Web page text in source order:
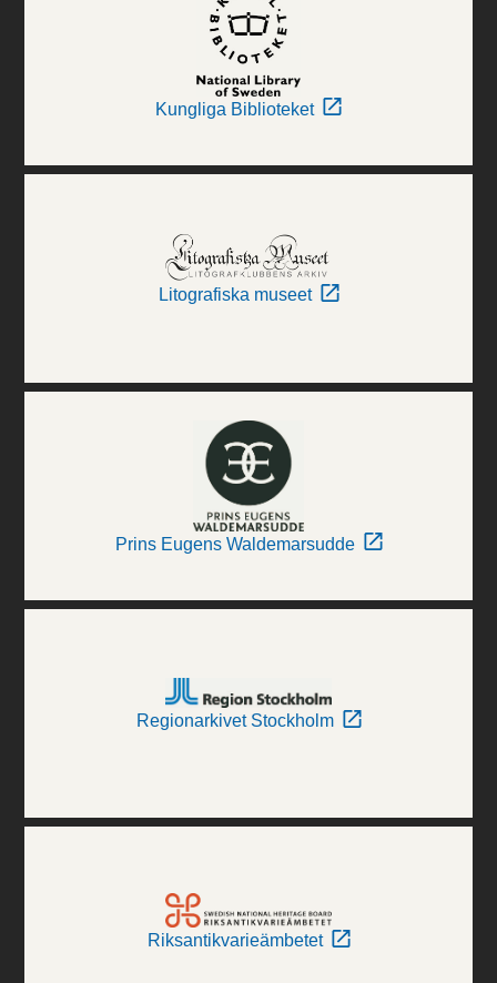
Kungliga Biblioteket
Litografiska museet
Prins Eugens Waldemarsudde
Regionarkivet Stockholm
Riksantikvarieämbetet